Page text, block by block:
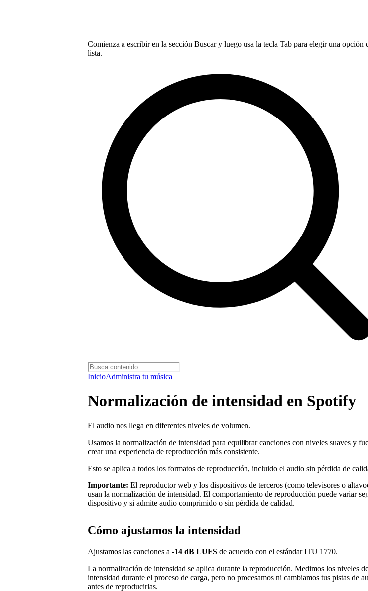
Comienza a escribir en la sección Buscar y luego usa la tecla Tab para elegir una opción
lista.
InicioAdministra tu música
Normalización de intensidad en Spotify
El audio nos llega en diferentes niveles de volumen.
Usamos la normalización de intensidad para equilibrar canciones con niveles suaves y
crear una experiencia de reproducción más consistente.
Esto se aplica a todos los formatos de reproducción, incluido el audio sin pérdida de
Importante: El reproductor web y los dispositivos de terceros (como televisores o
usan la normalización de intensidad. El comportamiento de reproducción puede variar
dispositivo y si admite audio comprimido o sin pérdida de calidad.
Cómo ajustamos la intensidad
Ajustamos las canciones a -14 dB LUFS de acuerdo con el estándar ITU 1770.
La normalización de intensidad se aplica durante la reproducción. Medimos los niveles de
intensidad durante el proceso de carga, pero no procesamos ni cambiamos tus pistas de
antes de reproducirlas.